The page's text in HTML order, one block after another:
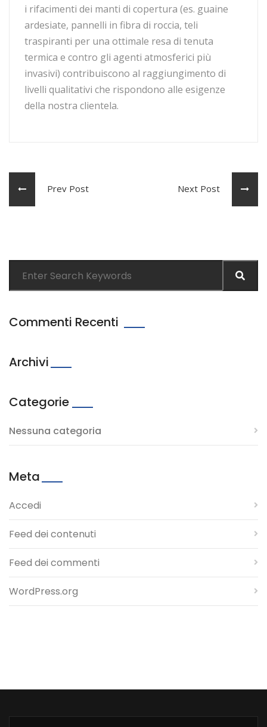
i rifacimenti dei manti di copertura (es. guaine
ardesiate, pannelli in fibra di roccia, teli
traspiranti per una ottimale resa di tenuta
termica e contro gli agenti atmosferici più
invasivi) contribuiscono al raggiungimento di
livelli qualitativi che rispondono alle esigenze
della nostra clientela.
Prev Post Next Post
Commenti Recenti
Archivi
Categorie
Nessuna categoria
Meta
Accedi
Feed dei contenuti
Feed dei commenti
WordPress.org